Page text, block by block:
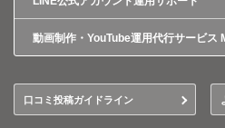
動画制作・YouTube運用代行サービス
口コミ投稿ガイドライン